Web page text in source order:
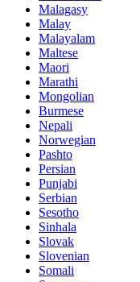
Malagasy
Malay
Malayalam
Maltese
Maori
Marathi
Mongolian
Burmese
Nepali
Norwegian
Pashto
Persian
Punjabi
Serbian
Sesotho
Sinhala
Slovak
Slovenian
Somali